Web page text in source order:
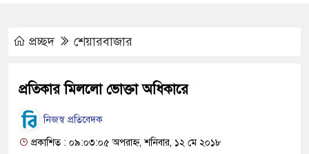
প্রচ্ছদ শেয়ারবাজার
প্রতিকার মিললো ভোক্তা অধিকারে
নিজস্ব প্রতিবেদক
প্রকাশিত : ০৯:০৩:০৫ অপরাহ্ন, শনিবার, ১২ মে ২০১৮